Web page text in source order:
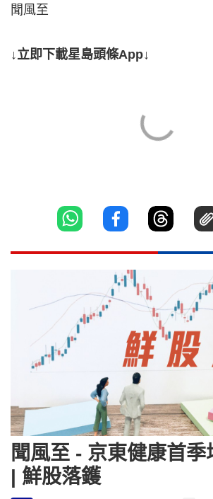
聞風至
↓立即下載星島頭條App↓
聞風至 - 京東健康首
| 鮮股落鑊